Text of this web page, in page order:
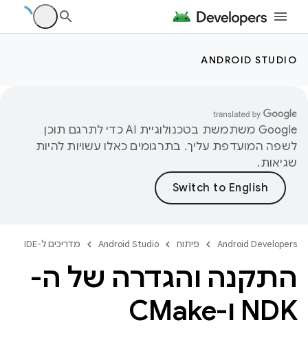
ANDROID STUDIO
‫Google משתמשת בטכנולוגיית AI כדי לתרגם תוכן
לשפה המועדפת עליך. בתרגומים כאלו עשויות להיות
שגיאות.
Android Developers פיתוח Android Studio מדריכים ל-IDE
התקנה והגדרה של ה-
NDK ו-CMake